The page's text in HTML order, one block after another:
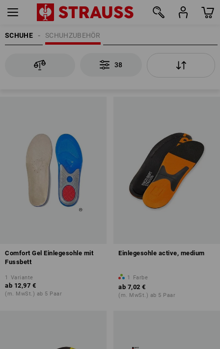
SCHUHE SCHUHZUBEHÖR
38
Comfort Gel Einlegesohle mit
Fussbett
1 Variante
ab 12,97 €
(m. MwSt.) ab 5 Paar
Einlegesohle active, medium
1 Farbe
ab 7,02 €
(m. MwSt.) ab 5 Paar